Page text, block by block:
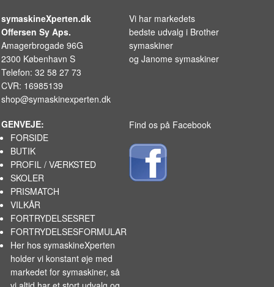
symaskineXperten.dk
Offersen Sy Aps.
Amagerbrogade 96G
2300 København S
Telefon: 32 58 27 73
CVR: 16985139
shop@symaskinexperten.dk
Vi har markedets
bedste udvalg i Brother
symaskiner
og Janome symaskiner
GENVEJE:
FORSIDE
BUTIK
PROFIL / VÆRKSTED
SKOLER
PRISMATCH
VILKÅR
FORTRYDELSESRET
FORTRYDELSESFORMULAR
Her hos symaskineXperten
holder vi konstant øje med
markedet forsymaskiner, så
Find os på Facebook